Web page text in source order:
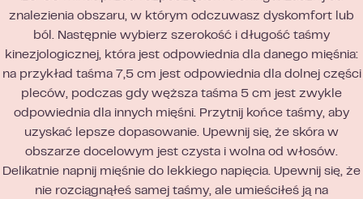
znalezienia obszaru, w którym odczuwasz dyskomfort lub
ból. Następnie wybierz szerokość i długość taśmy
kinezjologicznej, która jest odpowiednia dla danego mięśnia:
na przykład taśma 7,5 cm jest odpowiednia dla dolnej części
pleców, podczas gdy węższa taśma 5 cm jest zwykle
odpowiednia dla innych mięśni. Przytnij końce taśmy, aby
uzyskać lepsze dopasowanie. Upewnij się, że skóra w
obszarze docelowym jest czysta i wolna od włosów.
Delikatnie napnij mięśnie do lekkiego napięcia. Upewnij się, że
nie rozciągnąłeś samej taśmy, ale umieściłeś ją na